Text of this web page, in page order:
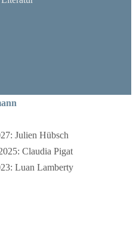
Julien Hübsch
Claudia Pigat
Luan Lamberty